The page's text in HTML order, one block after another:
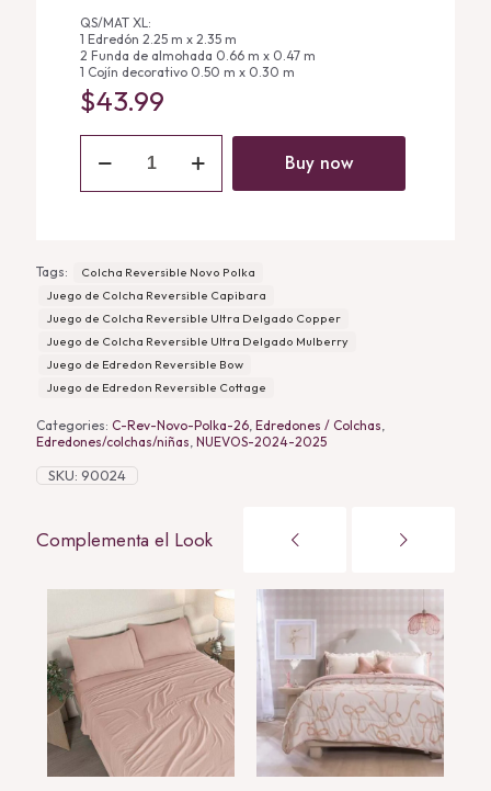
QS/MAT XL:
1 Edredón 2.25 m x 2.35 m
2 Funda de almohada 0.66 m x 0.47 m
1 Cojín decorativo 0.50 m x 0.30 m
$43.99
Reversible
Polka
Buy now
Tags:
Colcha Reversible Novo Polka
Juego de Colcha Reversible Capibara
Juego de Colcha Reversible Ultra Delgado Copper
Juego de Colcha Reversible Ultra Delgado Mulberry
Juego de Edredon Reversible Bow
Juego de Edredon Reversible Cottage
Categories: C-Rev-Novo-Polka-26, Edredones / Colchas,
Edredones/colchas/niñas, NUEVOS-2024-2025
SKU: 90024
Complementa el Look